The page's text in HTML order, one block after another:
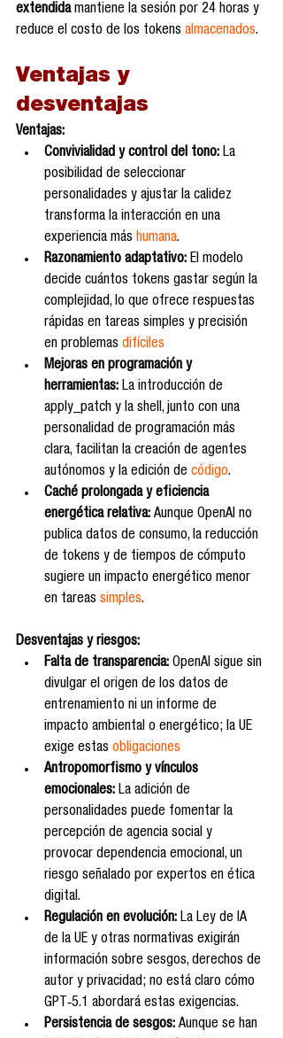
extendida mantiene la sesión por 24 horas y
reduce el costo de los tokens almacenados.
Ventajas y
desventajas
Ventajas:
Convivialidad y control del tono: La
posibilidad de seleccionar
personalidades y ajustar la calidez
transforma la interacción en una
experiencia más humana.
Razonamiento adaptativo: El modelo
decide cuántos tokens gastar según la
complejidad, lo que ofrece respuestas
rápidas en tareas simples y precisión
en problemas difíciles
Mejoras en programación y
herramientas: La introducción de
apply_patch y la shell, junto con una
personalidad de programación más
clara, facilitan la creación de agentes
autónomos y la edición de código.
Caché prolongada y eficiencia
energética relativa: Aunque OpenAI no
publica datos de consumo, la reducción
de tokens y de tiempos de cómputo
sugiere un impacto energético menor
en tareas simples.
Desventajas y riesgos:
Falta de transparencia: OpenAI sigue sin
divulgar el origen de los datos de
entrenamiento ni un informe de
impacto ambiental o energético; la UE
exige estas obligaciones
Antropomorfismo y vínculos
emocionales: La adición de
personalidades puede fomentar la
percepción de agencia social y
provocar dependencia emocional, un
riesgo señalado por expertos en ética
digital.
Regulación en evolución: La Ley de IA
de la UE y otras normativas exigirán
información sobre sesgos, derechos de
autor y privacidad; no está claro cómo
GPT‑5.1 abordará estas exigencias.
Persistencia de sesgos: Aunque se han